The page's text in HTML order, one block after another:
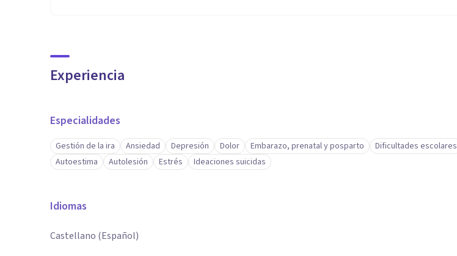
Experiencia
Especialidades
Gestión de la ira Ansiedad Depresión Dolor Embarazo, prenatal y posparto
Dificultades escolares
Autoestima
Autolesión Estrés Ideaciones suicidas
Idiomas
Castellano (Español)